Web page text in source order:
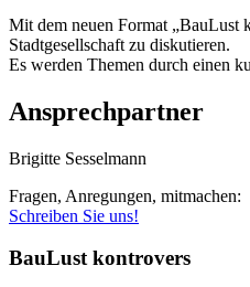
Mit dem neuen Format „BauLust
Stadtgesellschaft zu diskutieren.
Es werden Themen durch einen
Ansprechpartner
Brigitte Sesselmann
Fragen, Anregungen, mitmachen:
Schreiben Sie uns!
BauLust kontrovers